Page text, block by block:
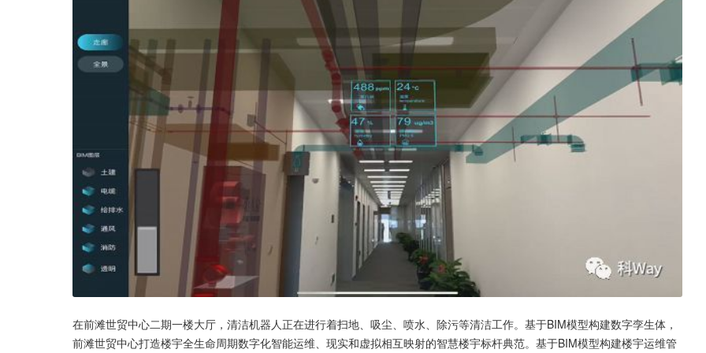
在前滩世贸中心二期一楼大厅，清洁机器人正在进行着扫地、吸尘、喷水、除污等清洁工作。基于BIM模型构建数字孪生体，
前滩世贸中心打造楼宇全生命周期数字化智能运维、现实和虚拟相互映射的智慧楼宇标杆典范。基于BIM模型构建楼宇运维管